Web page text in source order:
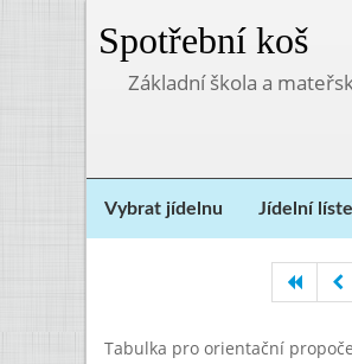
Spotřební koš
Základní škola a
Vybrat jídelnu Jídelní
Tabulka pro orientační